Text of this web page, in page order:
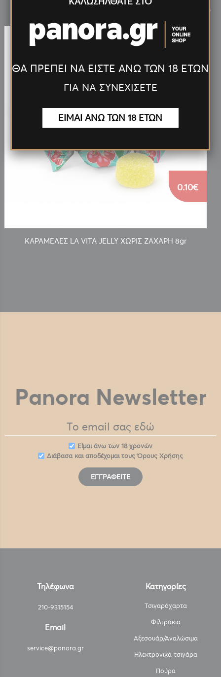
ΝέαΠροϊόντα
ΚΑΡΑΜΕΛΕΣ LA VITA JELLY ΧΩΡΙΣ ΖΑΧΑΡΗ 8gr
0.10€
>
Panora Newsletter
Eίμαι άνω των 18 χρονών
Διάβασα και αποδέχομαι τουςΌρους Χρήσης
ΕΓΓΡΑΦΕΊΤΕ
Τηλέφωνα
210-9315154
Email
service@panora.gr
Κατηγορίες
Τσιγαρόχαρτα
Φιλτράκια
Αξεσουάρ/Αναλώσιμα
Ηλεκτρονικά τσιγάρα
Πούρα
ΘΑ ΠΡΕΠΕΙ ΝΑ ΕΙΣΤΕ ΑΝΩ ΤΩΝ 18 ΕΤΩΝ
ΓΙΑ ΝΑ ΣΥΝΕΧΙΣΕΤΕ
ΕΙΜΑΙ ΑΝΩ ΤΩΝ 18 ΕΤΩΝ